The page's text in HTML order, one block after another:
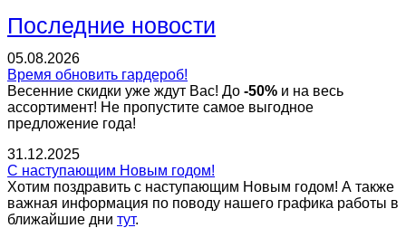
Последние новости
05.08.2026
Время обновить гардероб!
Весенние скидки уже ждут Вас! До -50% и на весь
ассортимент! Не пропустите самое выгодное
предложение года!
31.12.2025
С наступающим Новым годом!
Хотим поздравить с наступающим Новым годом! А также
важная информация по поводу нашего графика работы в
ближайшие дни тут.